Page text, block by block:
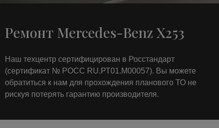
Ремонт Mercedes-Benz X253
Наш техцентр сертифицирован в Росстандарт
(сертификат № РОСС RU.РТ01.М00057). Вы можете
обратиться к нам для прохождения планового ТО не
рискуя потерять гарантию производителя.